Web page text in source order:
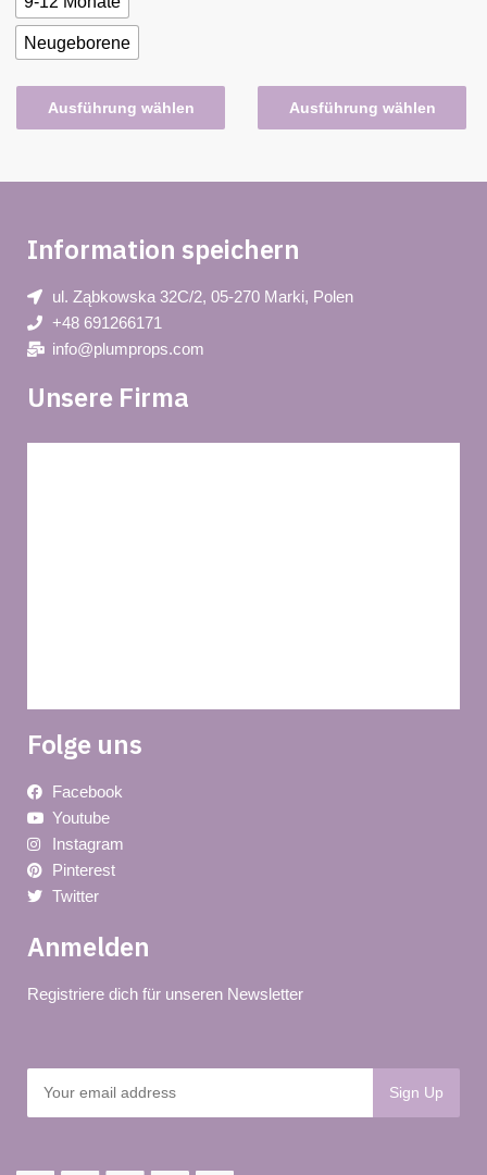
Neugeborene
Ausführung wählen Ausführung wählen
Information speichern
ul. Ząbkowska 32C/2, 05-270 Marki, Polen
+48 691266171
info@plumprops.com
Unsere Firma
Folge uns
Facebook
Youtube
Instagram
Pinterest
Twitter
Anmelden
Registriere dich für unseren Newsletter